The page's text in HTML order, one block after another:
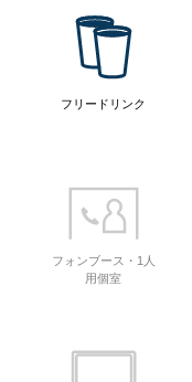
フリードリンク
フォンブース・1人
用個室